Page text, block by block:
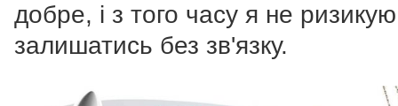
добре, і з того часу я не ризикую
залишатись без зв'язку.